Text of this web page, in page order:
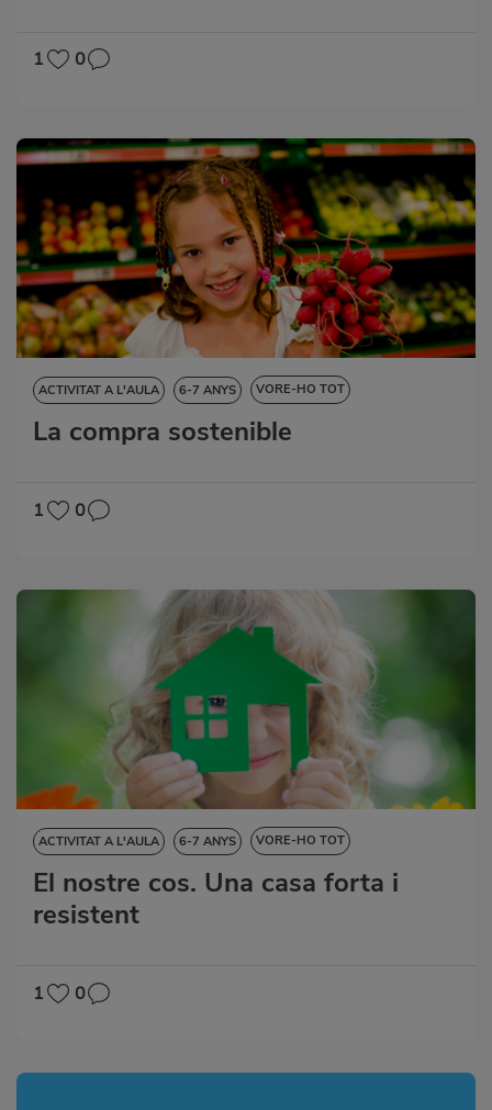
1 0
ACTIVITAT A L'AULA 6-7 ANYS VORE-HO TOT
CIÈNCIES DE LA NATURALESA
EDUCACIÓ ARTÍSTICA
La compra sostenible
1 0
ACTIVITAT A L'AULA 6-7 ANYS VORE-HO TOT
CIÈNCIES DE LA NATURALESA
DESTRESES LINGÜÍSTIQUES
EDUCACIÓ ARTÍSTICA
El nostre cos. Una casa forta i
resistent
1 0